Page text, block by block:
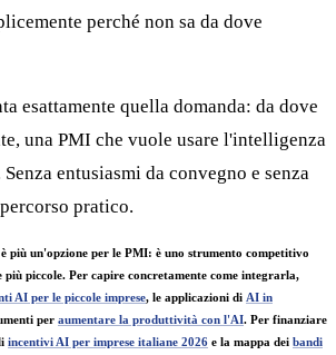
perché non sa da dove
esattamente quella domanda: da dove
una PMI che vuole usare l'intelligenza
entusiasmi da convegno e senza
pratico.
più un'opzione per le PMI: è uno strumento competitivo
più piccole. Per capire concretamente come integrarla,
AI per le piccole imprese, le applicazioni di AI in
per aumentare la produttività con l'AI. Per finanziare
incentivi AI per imprese italiane 2026 e la mappa dei bandi